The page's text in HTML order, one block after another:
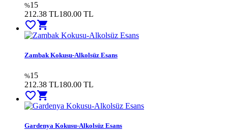
%15
212.38 TL180.00 TL
favorite_bordershopping_cart
Zambak Kokusu-Alkolsüz Esans
%15
212.38 TL180.00 TL
favorite_bordershopping_cart
Gardenya Kokusu-Alkolsüz Esans